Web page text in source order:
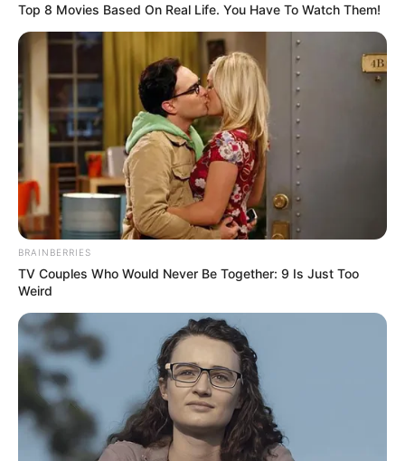
Top 8 Movies Based On Real Life. You Have To Watch Them!
BRAINBERRIES
TV Couples Who Would Never Be Together: 9 Is Just Too
Weird